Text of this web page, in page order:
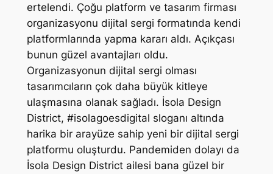
ertelendi. Çoğu platform ve tasarım firması
organizasyonu dijital sergi formatında kendi
platformlarında yapma kararı aldı. Açıkçası
bunun güzel avantajları oldu.
Organizasyonun dijital sergi olması
tasarımcıların çok daha büyük kitleye
ulaşmasına olanak sağladı. İsola Design
District, #isolagoesdigital sloganı altında
harika bir arayüze sahip yeni bir dijital sergi
platformu oluşturdu. Pandemiden dolayı da
İsola Design District ailesi bana güzel bir